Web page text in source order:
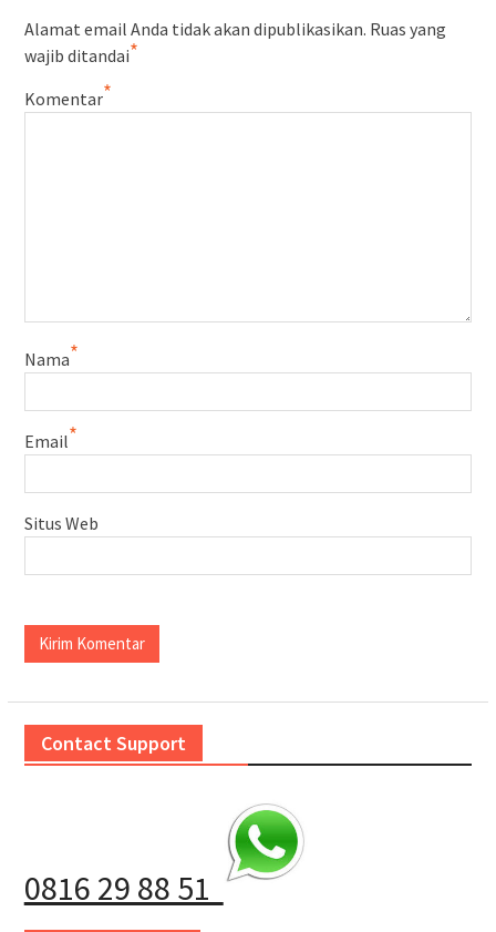
Alamat email Anda tidak akan dipublikasikan. Ruas yang
wajib ditandai*
Komentar*
Nama*
Email*
Situs Web
Contact Support
0816 29 88 51